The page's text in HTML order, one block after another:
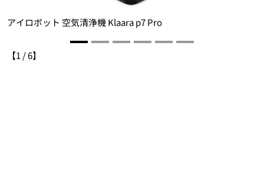
アイロボット 空気清浄機 Klaara p7 Pro
【1 /6】